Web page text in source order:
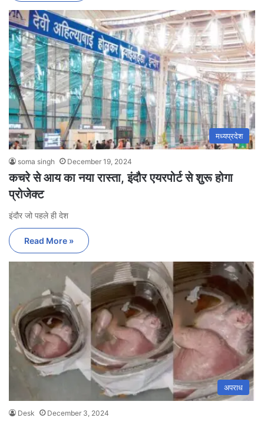
मध्यप्रदेश
soma singh December 19, 2024
कचरे से आय का नया रास्ता, इंदौर एयरपोर्ट से शुरू होगा
प्रोजेक्ट
इंदौर जो पहले ही देश
Read More »
अपराध
Desk December 3, 2024